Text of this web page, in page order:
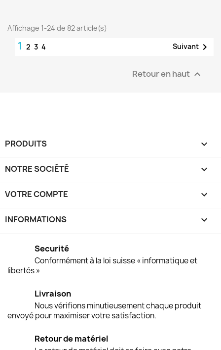
Affichage 1-24 de 82 article(s)
1 2 3 4 Suivant 
Retour en haut 
PRODUITS 
NOTRE SOCIÉTÉ 
VOTRE COMPTE 
INFORMATIONS keyboard_arrow_down
Securité
Conformément à la loi suisse « informatique et
libertés »
Livraison
Nous vérifions minutieusement chaque produit
envoyé pour maximiser votre satisfaction.
Retour de matériel